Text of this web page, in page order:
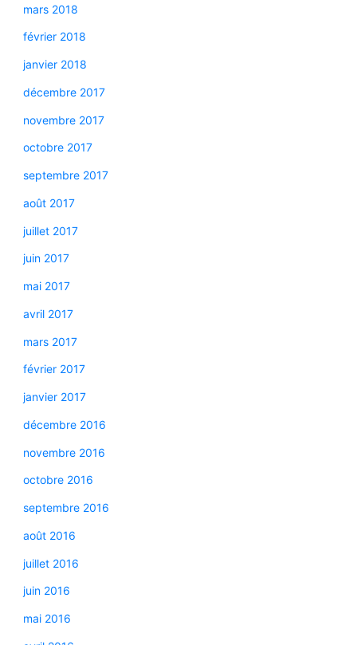
mars 2018
février 2018
janvier 2018
décembre 2017
novembre 2017
octobre 2017
septembre 2017
août 2017
juillet 2017
juin 2017
mai 2017
avril 2017
mars 2017
février 2017
janvier 2017
décembre 2016
novembre 2016
octobre 2016
septembre 2016
août 2016
juillet 2016
juin 2016
mai 2016